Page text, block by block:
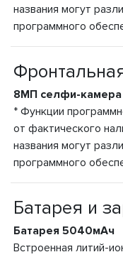
названия могут
программного
8МП селфи-камера
* Функции
от фактического
названия могут
программного
Батарея и
Батарея 5040мАч
Встроенная литий-